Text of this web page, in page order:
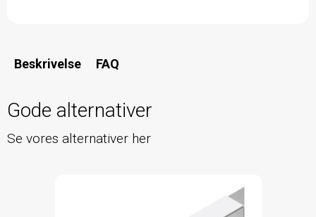
Beskrivelse FAQ
Gode alternativer
Se vores alternativer her